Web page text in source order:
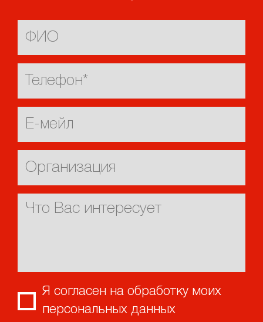
Я согласен на обработку моих
персональных данных